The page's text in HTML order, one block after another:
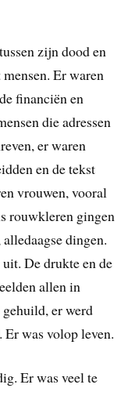
zijn dood en
Er waren
financiën en
die adressen
er waren
en de tekst
vrouwen, vooral
rouwkleren gingen
dingen.
De drukte en de
allen in
er werd
Er was volop leven.
Er was veel te